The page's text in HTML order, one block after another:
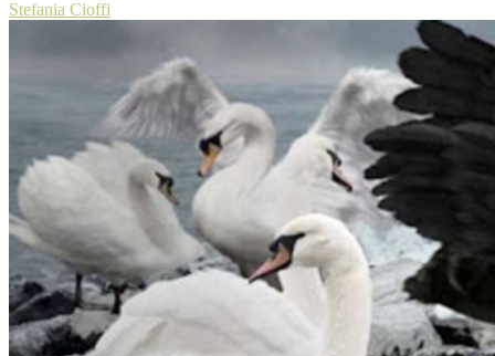
Stefania Cioffi